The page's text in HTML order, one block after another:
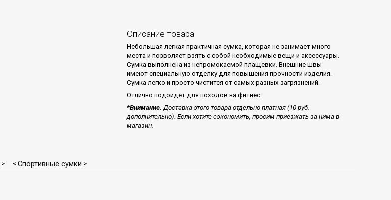
Описание товара
Небольшая легкая практичная сумка, которая не занимает много
места и позволяет взять с собой необходимые вещи и аксессуары.
Сумка выполнена из непромокаемой плащевки. Внешние швы
имеют специальную отделку для повышения прочности изделия.
Сумка легко и просто чистится от самых разных загрязнений.
Отлично подойдет для походов на фитнес.
*Внимание.Доставка этого товара отдельно платная (10 руб.
дополнительно). Если хотите сэкономить, просим приезжать за нима в
магазин.
> < Спортивные сумки >